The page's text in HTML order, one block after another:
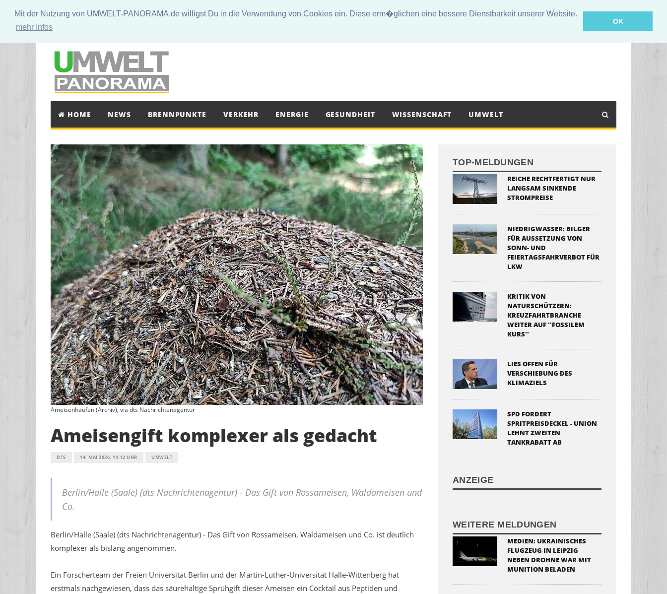
Mit der Nutzung von UMWELT-PANORAMA.de willigst Du in die Verwendung von Cookies ein. Diese erm�glichen eine bessere Dienstbarkeit unserer Website.
mehr Infos
OK
HOME NEWS BRENNPUNKTE VERKEHR ENERGIE GESUNDHEIT WISSENSCHAFT UMWELT
Ameisenhaufen (Archiv), via dts Nachrichtenagentur
Ameisengift komplexer als gedacht
DTS 14. MAI 2026, 11:12 UHR UMWELT
Berlin/Halle (Saale) (dts Nachrichtenagentur) - Das Gift von Rossameisen, Waldameisen und
Co.
Berlin/Halle (Saale) (dts Nachrichtenagentur) - Das Gift von Rossameisen, Waldameisen und Co. ist deutlich
komplexer als bislang angenommen.
Ein Forscherteam der Freien Universität Berlin und der Martin-Luther-Universität Halle-Wittenberg hat
erstmals nachgewiesen, dass das säurehaltige Sprühgift dieser Ameisen ein Cocktail aus Peptiden und
TOP-MELDUNGEN
REICHE RECHTFERTIGT NUR
LANGSAM SINKENDE
STROMPREISE
NIEDRIGWASSER: BILGER
FÜR AUSSETZUNG VON
SONN- UND
FEIERTAGSFAHRVERBOT FÜR
LKW
KRITIK VON
NATURSCHÜTZERN:
KREUZFAHRTBRANCHE
WEITER AUF ''FOSSILEM
KURS''
LIES OFFEN FÜR
VERSCHIEBUNG DES
KLIMAZIELS
SPD FORDERT
SPRITPREISDECKEL - UNION
LEHNT ZWEITEN
TANKRABATT AB
ANZEIGE
WEITERE MELDUNGEN
MEDIEN: UKRAINISCHES
FLUGZEUG IN LEIPZIG
NEBEN DROHNE WAR MIT
MUNITION BELADEN